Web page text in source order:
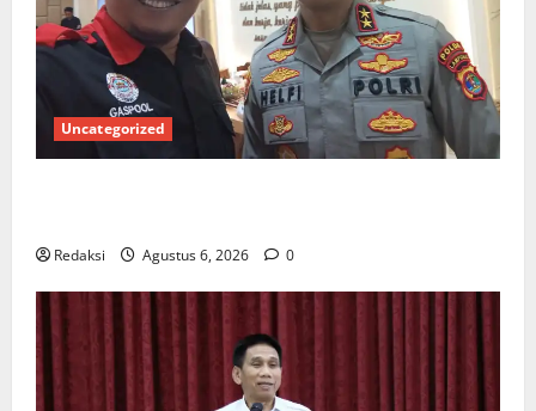
Uncategorized
Redaksi Agustus 6, 2026 0